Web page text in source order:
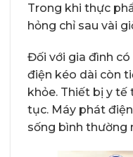
Trong khi thực
hỏng chỉ sau vài
Đối với gia đình
điện kéo dài còn
khỏe. Thiết bị y tế
tục. Máy phát
sống bình thường